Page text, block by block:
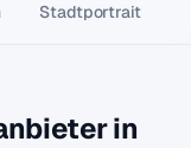
Stadtportrait
in